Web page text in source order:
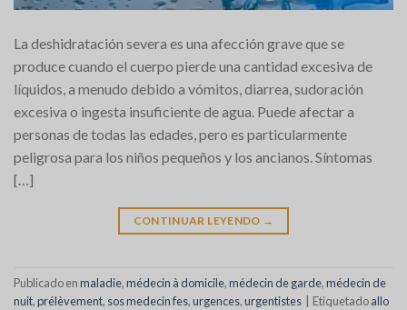
La deshidratación severa es una afección grave que se
produce cuando el cuerpo pierde una cantidad excesiva de
líquidos, a menudo debido a vómitos, diarrea, sudoración
excesiva o ingesta insuficiente de agua. Puede afectar a
personas de todas las edades, pero es particularmente
peligrosa para los niños pequeños y los ancianos. Síntomas
[…]
CONTINUAR LEYENDO →
Publicado enmaladie,médecin à domicile,médecin de garde,médecin de
nuit,prélèvement, sos medecin fes,urgences,urgentistes Etiquetadoallo